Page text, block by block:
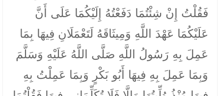
فَقُلْتُ إِنْ شِئْتُمَا دَفَعْتُهُ إِلَيْكُمَا عَلَى أَنَّ
عَلَيْكُمَا عَهْدَ اللَّهِ وَمِيثَاقَهُ لَتَعْمَلَانِ فِيهَا بِمَا
عَمِلَ بِهِ رَسُولُ اللَّهِ صَلَّى اللَّهُ عَلَيْهِ وَسَلَّمَ
وَبِمَا عَمِلَ بِهِ فِيهَا أَبُو بَكْرٍ وَبِمَا عَمِلْتُ بِهِ